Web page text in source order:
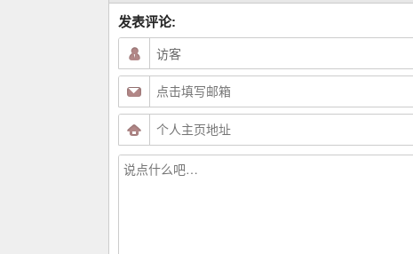
发表评论: